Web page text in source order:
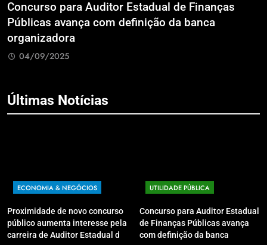
Concurso para Auditor Estadual de Finanças
Públicas avança com definição da banca
organizadora
04/09/2025
Últimas Notícias
ECONOMIA & NEGÓCIOS
Proximidade de novo concurso
público aumenta interesse pela
carreira de Auditor Estadual de
UTILIDADE PÚBLICA
Concurso para Auditor Estadual
de Finanças Públicas avança
com definição da banca